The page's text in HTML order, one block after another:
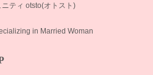
ティ otsto(オトスト)
in Married Woman